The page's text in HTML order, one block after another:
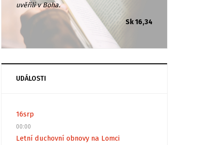
uvěřili v Boha.
Sk 16,34
UDÁLOSTI
16srp
00:00
Letní duchovní obnovy na Lomci